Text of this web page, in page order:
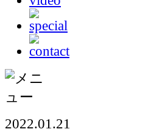
2022.01.21